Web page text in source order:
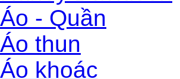
Áo - Quần
Áo thun
Áo khoác